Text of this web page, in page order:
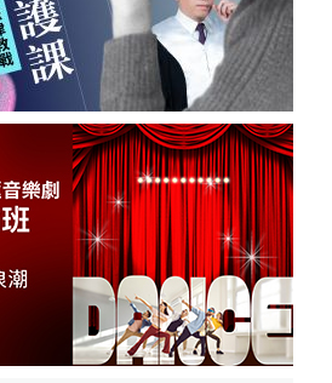
講座】免費報名
11譚敦慈的一個人
修課：一個人